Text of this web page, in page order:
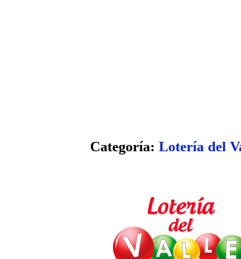
Categoría:Lotería del